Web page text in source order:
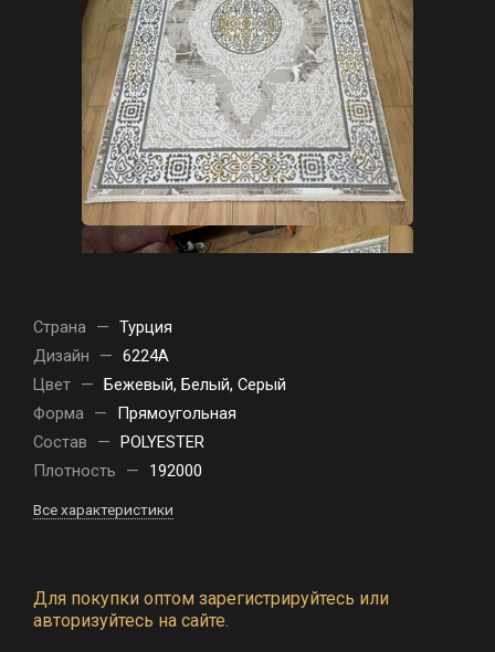
Страна — Турция
Дизайн
— 6224A
Цвет — Бежевый, Белый, Серый
Форма —
Прямоугольная
Состав
— POLYESTER
Плотность
— 192000
Все характеристики
Для покупки оптом зарегистрируйтесь или
авторизуйтесь на сайте.